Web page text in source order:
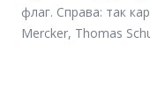
флаг. Справа: так
Mercker, Thomas